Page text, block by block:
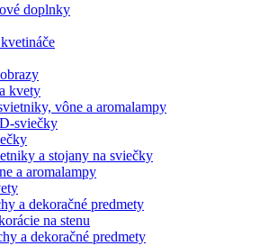
doplnky
kvety
vône a aromalampy
sviečky
a stojany na sviečky
a aromalampy
a dekoračné predmety
na stenu
a dekoračné predmety